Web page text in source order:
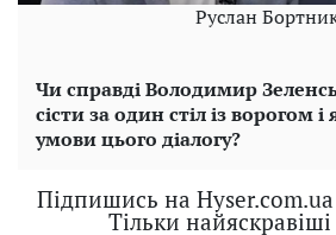
Руслан
Чи справді Володимир
сісти за один стіл із ворогом
умови цього діалогу?
Підпишись на
Тільки